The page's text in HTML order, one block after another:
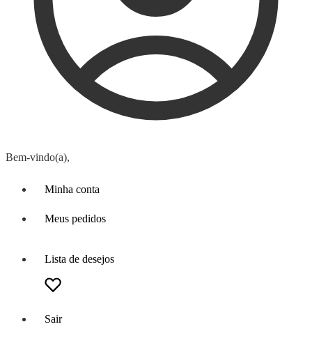
Bem-vindo(a),
Minha conta
Meus pedidos
Lista de desejos
Sair